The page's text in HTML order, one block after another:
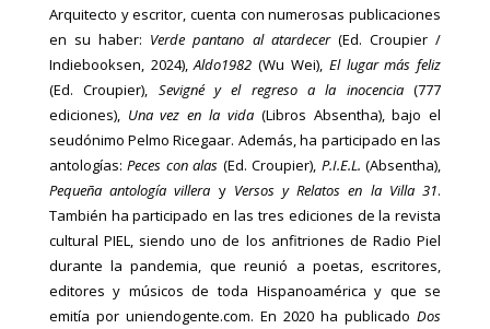
Arquitecto y escritor, cuenta con numerosas publicaciones
en su haber: Verde pantano al atardecer(Ed. Croupier /
Indiebooksen, 2024),Aldo1982 (Wu Wei), El lugar más feliz
(Ed. Croupier), Sevigné y el regreso a la inocencia(777
ediciones), Una vez en la vida(Libros Absentha), bajo el
seudónimo Pelmo Ricegaar. Además, ha participado en las
antologías:Peces con alas (Ed. Croupier), P.I.E.L. (Absentha),
Pequeña antología villera y Versos y Relatos en la Villa 31.
También ha participado en las tres ediciones de la revista
cultural PIEL, siendo uno de los anfitriones de Radio Piel
durante la pandemia, que reunió a poetas, escritores,
editores y músicos de toda Hispanoamérica y que se
emitía por uniendogente.com. En 2020 ha publicadoDos